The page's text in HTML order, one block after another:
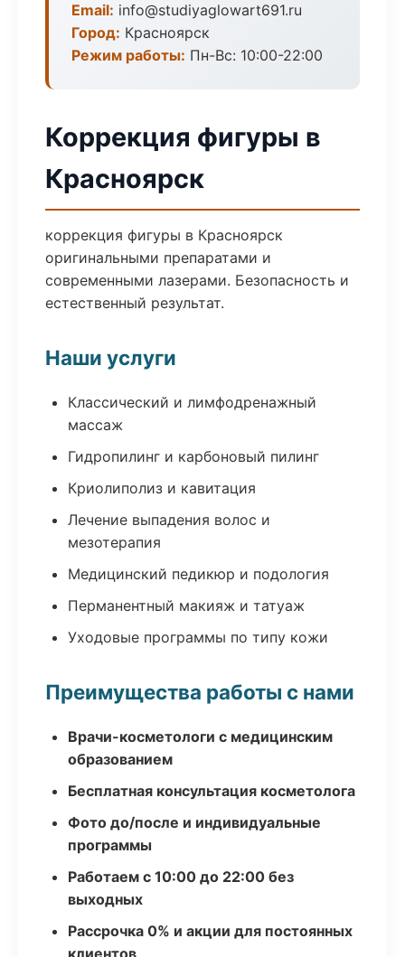
Email: info@studiyaglowart691.ru
Город: Красноярск
Режим работы: Пн-Вс: 10:00-22:00
Коррекция фигуры в
Красноярск
коррекция фигуры в Красноярск
оригинальными препаратами и
современными лазерами. Безопасность и
естественный результат.
Наши услуги
Классический и лимфодренажный
массаж
Гидропилинг и карбоновый пилинг
Криолиполиз и кавитация
Лечение выпадения волос и
мезотерапия
Медицинский педикюр и подология
Перманентный макияж и татуаж
Уходовые программы по типу кожи
Преимущества работы с нами
Врачи-косметологи с медицинским
образованием
Бесплатная консультация косметолога
Фото до/после и индивидуальные
программы
Работаем с 10:00 до 22:00 без
выходных
Рассрочка 0% и акции для постоянных
клиентов